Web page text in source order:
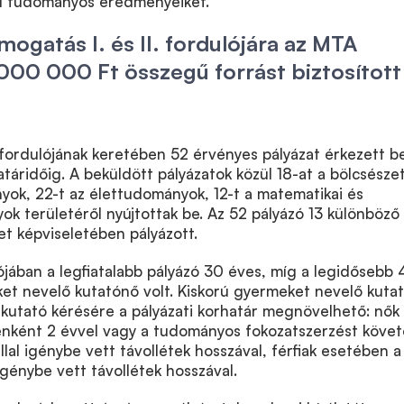
I. és II. fordulójára az MTA
000 Ft összegű forrást biztosított
keretében 52 érvényes pályázat érkezett
A beküldött pályázatok közül 18-at a
22-t az élettudományok, 12-t a matematikai és
területéről nyújtottak be. Az 52 pályázó 13 különböző
képviseletében pályázott.
a legfiatalabb pályázó 30 éves, míg a legidősebb
nevelő kutatónő volt. Kiskorú gyermeket nevelő
kérésére a pályázati korhatár megnövelhető: nők
2 évvel vagy a tudományos fokozatszerzést
igénybe vett távollétek hosszával, férfiak esetében a
vett távollétek hosszával.